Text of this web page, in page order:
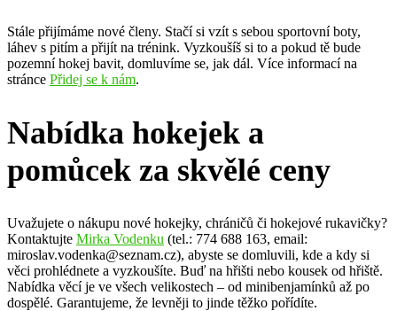
Stále přijímáme nové členy. Stačí si vzít s sebou sportovní boty,
láhev s pitím a přijít na trénink. Vyzkoušíš si to a pokud tě bude
pozemní hokej bavit, domluvíme se, jak dál. Více informací na
stránce Přidej se k nám.
Nabídka hokejek a
pomůcek za skvělé ceny
Uvažujete o nákupu nové hokejky, chráničů či hokejové rukavičky?
Kontaktujte Mirka Vodenku (tel.: 774 688 163, email:
miroslav.vodenka@seznam.cz), abyste se domluvili, kde a kdy si
věci prohlédnete a vyzkoušíte. Buď na hřišti nebo kousek od hřiště.
Nabídka věcí je ve všech velikostech – od minibenjamínků až po
dospělé. Garantujeme, že levněji to jinde těžko pořídíte.